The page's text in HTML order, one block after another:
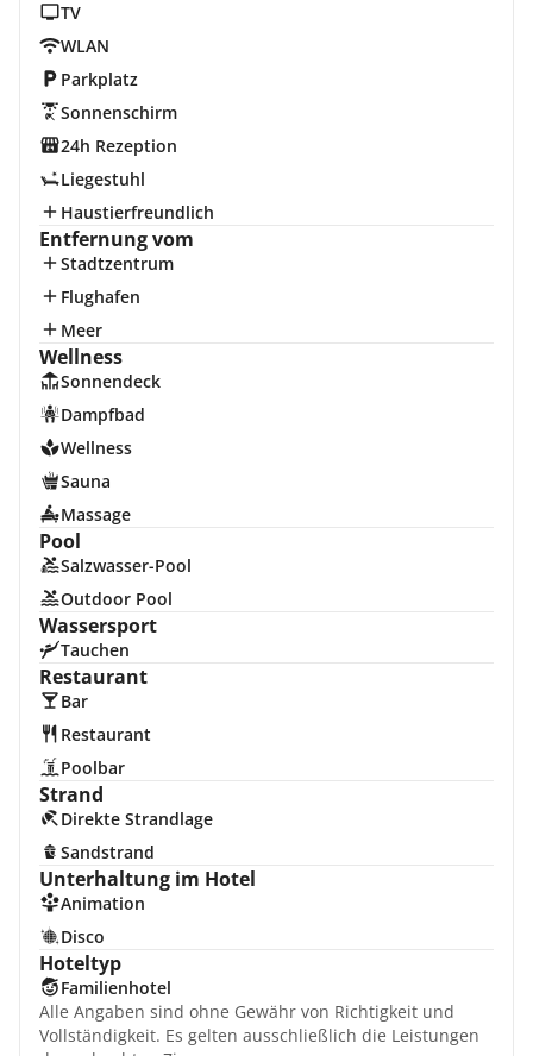
TV
WLAN
Parkplatz
Sonnenschirm
24h Rezeption
Liegestuhl
Haustierfreundlich
Entfernung vom
Stadtzentrum
Flughafen
Meer
Wellness
Sonnendeck
Dampfbad
Wellness
Sauna
Massage
Pool
Salzwasser-Pool
Outdoor Pool
Wassersport
Tauchen
Restaurant
Bar
Restaurant
Poolbar
Strand
Direkte Strandlage
Sandstrand
Unterhaltung im Hotel
Animation
Disco
Hoteltyp
Familienhotel
Alle Angaben sind ohne Gewähr von Richtigkeit und
Vollständigkeit. Es gelten ausschließlich die Leistungen